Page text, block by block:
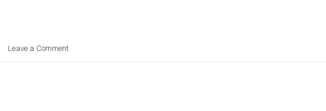
Leave a Comment